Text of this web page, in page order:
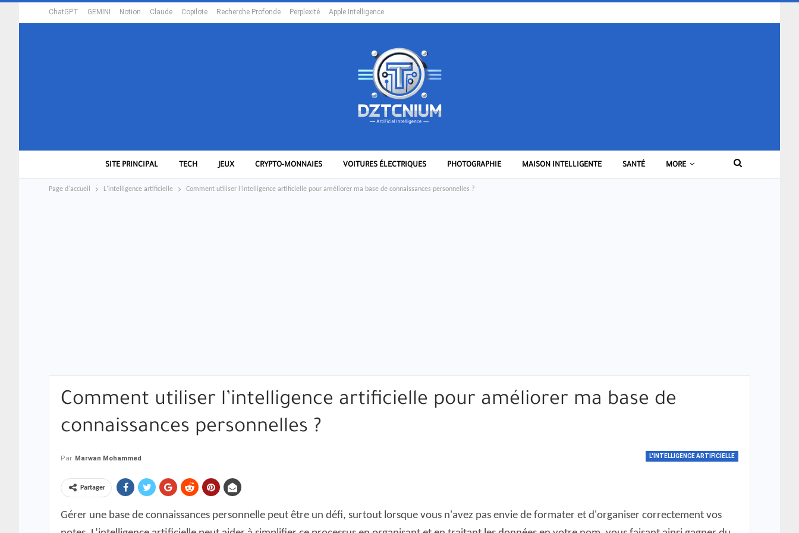
ChatGPT GEMINI Notion Claude Copilote Recherche Profonde Perplexité Apple Intelligence
SITE PRINCIPAL TECH JEUX CRYPTO-MONNAIES VOITURES ÉLECTRIQUES PHOTOGRAPHIE MAISON INTELLIGENTE SANTÉ MORE
Page d'accueil L'intelligence artificielle Comment utiliser l’intelligence artificielle pour améliorer ma base de connaissances personnelles ?
Comment utiliser l’intelligence artificielle pour améliorer ma base de
connaissances personnelles ?
L'INTELLIGENCE ARTIFICIELLE
Par Marwan Mohammed
Partager
Gérer une base de connaissances personnelle peut être un défi, surtout lorsque vous n'avez pas envie de formater et d'organiser correctement vos